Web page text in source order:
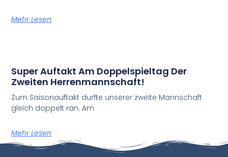
Mehr Lesen
Super Auftakt Am Doppelspieltag Der
Zweiten Herrenmannschaft!
Zum Saisonauftakt durfte unserer zweite Mannschaft
gleich doppelt ran. Am
Mehr Lesen